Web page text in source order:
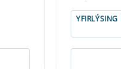
YFIRLÝSING